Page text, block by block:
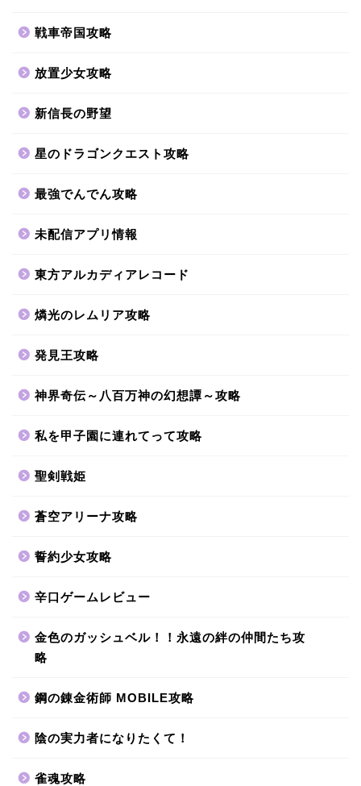
戦車帝国攻略
放置少女攻略
新信長の野望
星のドラゴンクエスト攻略
最強でんでん攻略
未配信アプリ情報
東方アルカディアレコード
燐光のレムリア攻略
発見王攻略
神界奇伝～八百万神の幻想譚～攻略
私を甲子園に連れてって攻略
聖剣戦姫
蒼空アリーナ攻略
誓約少女攻略
辛口ゲームレビュー
金色のガッシュベル！！永遠の絆の仲間たち攻
略
鋼の錬金術師 MOBILE攻略
陰の実力者になりたくて！
雀魂攻略